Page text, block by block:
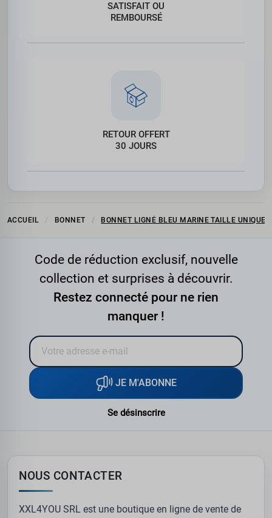
SATISFAIT OU
REMBOURSÉ
RETOUR OFFERT
30 JOURS
ACCUEIL BONNET BONNET LIGNÉ BLEU MARINE TAILLE UNIQUE
Code de réduction exclusif, nouvelle
collection et surprises à découvrir.
Restez connecté pour ne rien
manquer !
JE M'ABONNE
Se désinscrire
NOUS CONTACTER
XXL4YOU SRL est une boutique en ligne de vente de